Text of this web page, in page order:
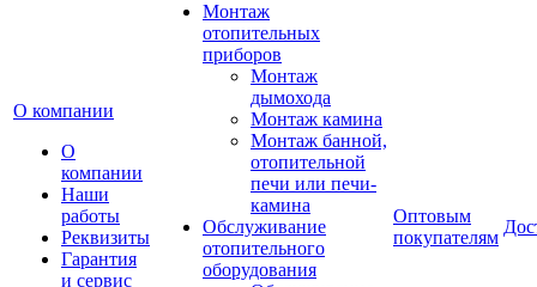
О компании
О
компании
Наши
работы
Реквизиты
Гарантия
и сервис
Монтаж
отопительных
приборов
Монтаж
дымохода
Монтаж камина
Монтаж банной,
отопительной
печи или печи-
камина
Обслуживание
отопительного
оборудования
Оптовым
покупателям